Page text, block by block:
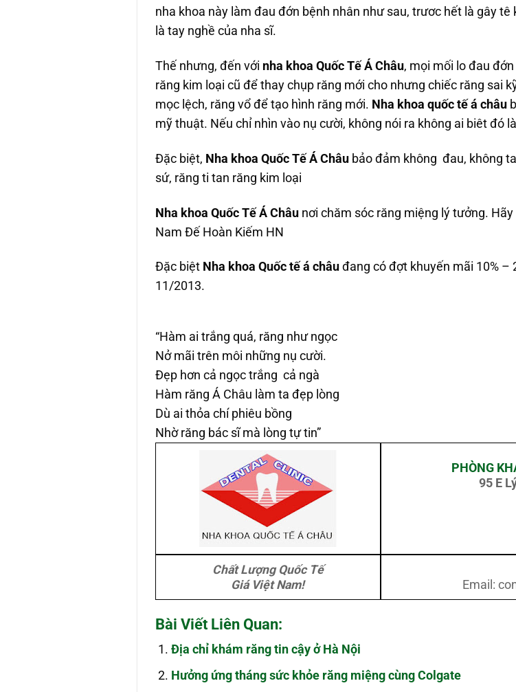
nha khoa này làm đau đớn bệnh nhân như sau, trươc hết là gây
là tay nghề của nha sĩ.
Thế nhưng, đến với nha khoa Quốc Tế Á Châu, mọi mối lo đau
răng kim loại cũ để thay chụp răng mới cho nhưng chiếc răng sai
mọc lệch, răng vổ để tạo hình răng mới. Nha khoa quốc tế á châu
mỹ thuật. Nếu chỉ nhìn vào nụ cười, không nói ra không ai biêt đó
Đặc biệt, Nha khoa Quốc Tế Á Châubảo đảm không đau, không
sứ, răng ti tan răng kim loại
Nha khoa Quốc Tế Á Châunơi chăm sóc răng miệng lý tưởng. Hãy
Nam Đế Hoàn Kiếm HN
Đặc biệt Nha khoa Quốc tế á châuđang có đợt khuyến mãi 10% –
11/2013.
“Hàm ai trắng quá, răng như ngọc
Nở mãi trên môi những nụ cười.
Đẹp hơn cả ngọc trắng cả ngà
Hàm răng Á Châu làm ta đẹp lòng
Dù ai thỏa chí phiêu bồng
Nhờ răng bác sĩ mà lòng tự tin”
PHÒNG
95 E
Chất Lượng Quốc Tế
Giá Việt Nam!
Email:
Bài Viết Liên Quan:
Địa chỉ khám răng tin cậy ở Hà Nội
Hưởng ứng tháng sức khỏe răng miệng cùng Colgate